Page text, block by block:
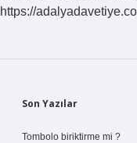
https://
Sidebar
Son Yazılar
Tombolo biriktirme mi ?